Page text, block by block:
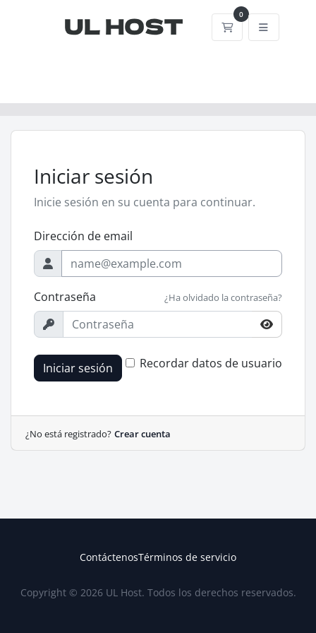
0
Carrito
Iniciar sesión
Inicie sesión en su cuenta para continuar.
Dirección de email
Contraseña ¿Ha olvidado la contraseña?
Iniciar sesión Recordar datos de usuario
¿No está registrado? Crear cuenta
ContáctenosTérminos de servicio
Copyright © 2026 UL Host. Todos los derechos reservados.